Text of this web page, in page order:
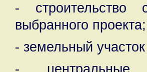
- строительство
выбранного проекта;
- земельный
- центральные